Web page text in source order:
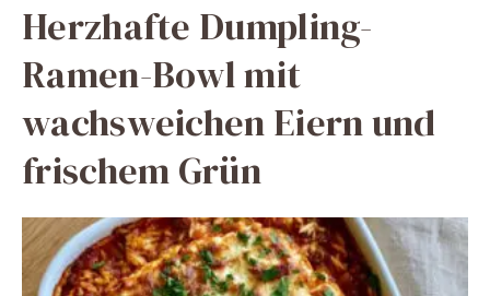
Herzhafte Dumpling-
Ramen-Bowl mit
wachsweichen Eiern und
frischem Grün